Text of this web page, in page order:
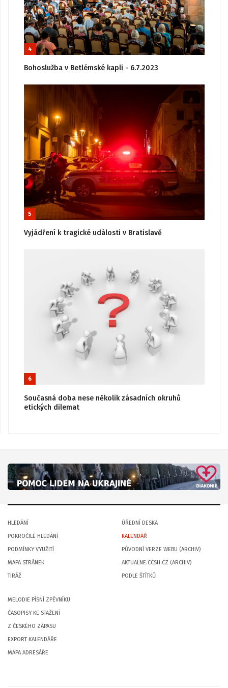
4
Bohoslužba v Betlémské kapli - 6.7.2023
5
Vyjádření k tragické události v Bratislavě
6
Současná doba nese několik zásadních okruhů
etických dilemat
HLEDÁNÍ
POKROČILÉ HLEDÁNÍ
PODMÍNKY VYUŽITÍ
MAPA STRÁNEK
TIRÁŽ
ÚŘEDNÍ DESKA
KALENDÁŘ
PŮVODNÍ VERZE WEBU (ARCHIV)
AKTUALNE.CCSH.CZ (ARCHIV)
PODLE ŠTÍTKŮ
MELODIE PÍSNÍ ZPĚVNÍKU
ČASOPISY KE STAŽENÍ
Z ČESKÉHO ZÁPASU
EXPORT KALENDÁŘE
MAPA ADRESÁŘE